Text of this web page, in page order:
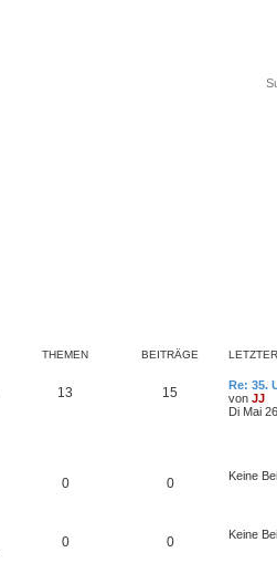
THEMEN BEITRÄGE
13 15
Re: 35.
von JJ
Di Mai
0 0 Keine
0 0 Keine